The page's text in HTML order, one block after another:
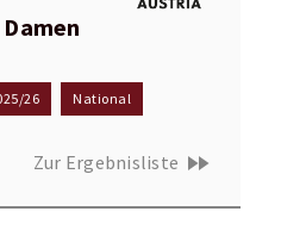
26 National
Zur Ergebnisliste fast_forward